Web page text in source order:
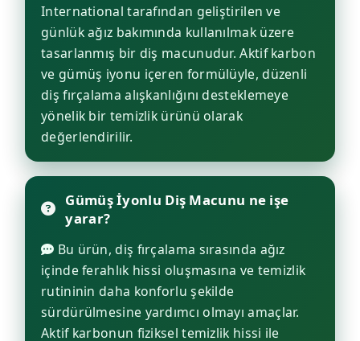
International tarafından geliştirilen ve
günlük ağız bakımında kullanılmak üzere
tasarlanmış bir diş macunudur. Aktif karbon
ve gümüş iyonu içeren formülüyle, düzenli
diş fırçalama alışkanlığını desteklemeye
yönelik bir temizlik ürünü olarak
değerlendirilir.
Gümüş İyonlu Diş Macunu ne işe
yarar?
Bu ürün, diş fırçalama sırasında ağız
içinde ferahlık hissi oluşmasına ve temizlik
rutininin daha konforlu şekilde
sürdürülmesine yardımcı olmayı amaçlar.
Aktif karbonun fiziksel temizlik hissi ile